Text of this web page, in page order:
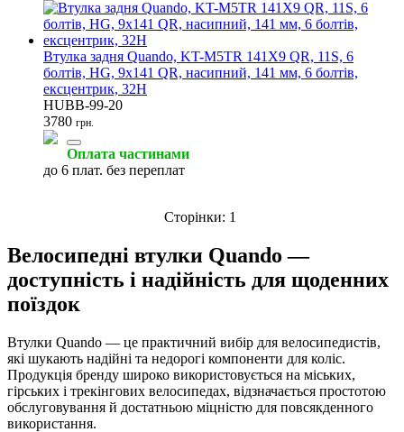
Втулка задня Quando, KT-M5TR 141X9 QR, 11S, 6
болтів, HG, 9x141 QR, насипний, 141 мм, 6 болтів,
ексцентрик, 32H
HUBB-99-20
3780 грн.
Оплата частинами
до 6 плат. без переплат
Сторінки: 1
Велосипедні втулки Quando —
доступність і надійність для щоденних
поїздок
Втулки Quando — це практичний вибір для велосипедистів,
які шукають надійні та недорогі компоненти для коліс.
Продукція бренду широко використовується на міських,
гірських і трекінгових велосипедах, відзначається простотою
обслуговування й достатньою міцністю для повсякденного
використання.